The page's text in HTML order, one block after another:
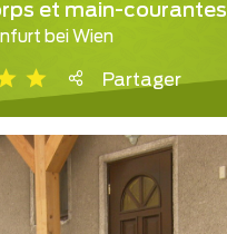
et main-courantes
bei Wien
Partager